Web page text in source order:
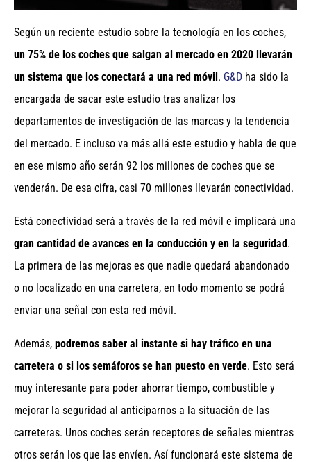
Según un reciente estudio sobre la tecnología en los coches,
un 75% de los coches que salgan al mercado en 2020 llevarán
un sistema que los conectará a una red móvil. G&D ha sido la
encargada de sacar este estudio tras analizar los
departamentos de investigación de las marcas y la tendencia
del mercado. E incluso va más allá este estudio y habla de que
en ese mismo año serán 92 los millones de coches que se
venderán. De esa cifra, casi 70 millones llevarán conectividad.
Está conectividad será a través de la red móvil e implicará una
gran cantidad de avances en la conducción y en la seguridad.
La primera de las mejoras es que nadie quedará abandonado
o no localizado en una carretera, en todo momento se podrá
enviar una señal con esta red móvil.
Además, podremos saber al instante si hay tráfico en una
carretera o si los semáforos se han puesto en verde. Esto será
muy interesante para poder ahorrar tiempo, combustible y
mejorar la seguridad al anticiparnos a la situación de las
carreteras. Unos coches serán receptores de señales mientras
otros serán los que las envíen. Así funcionará este sistema de